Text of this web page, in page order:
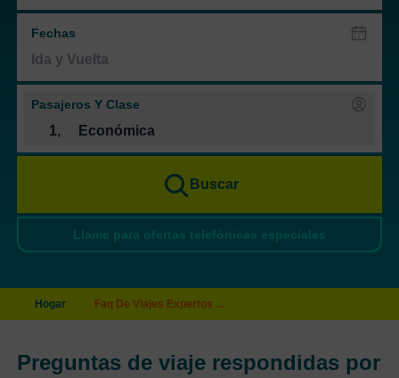
Fechas
Pasajeros Y Clase
1, Económica
Buscar
Llame para ofertas telefónicas especiales
Hogar Faq De Viajes Expertos ...
Preguntas de viaje respondidas por